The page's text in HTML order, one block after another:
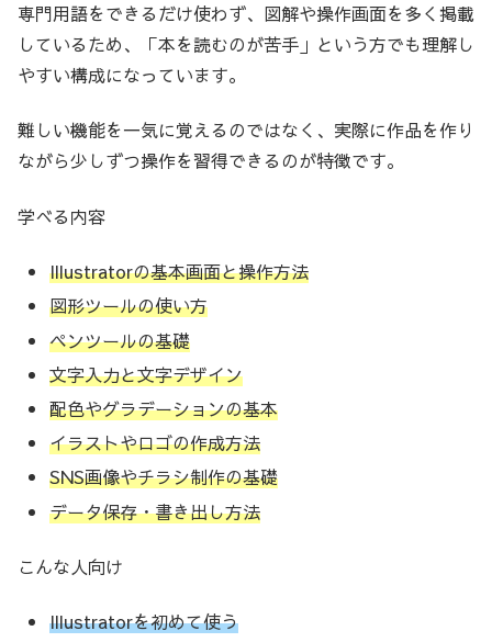
専門用語をできるだけ使わず、図解や操作画面を多く掲載
しているため、「本を読むのが苦手」という方でも理解し
やすい構成になっています。
難しい機能を一気に覚えるのではなく、実際に作品を作り
ながら少しずつ操作を習得できるのが特徴です。
学べる内容
Illustratorの基本画面と操作方法
図形ツールの使い方
ペンツールの基礎
文字入力と文字デザイン
配色やグラデーションの基本
イラストやロゴの作成方法
SNS画像やチラシ制作の基礎
データ保存・書き出し方法
こんな人向け
Illustratorを初めて使う